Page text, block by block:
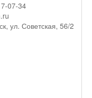
07-34
ул. Советская, 56/2